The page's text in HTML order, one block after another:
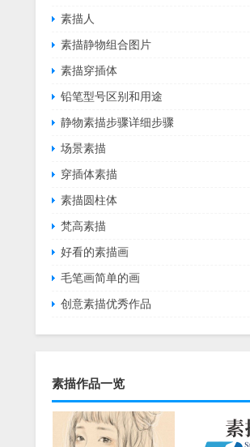
素描人
素描静物组合图片
素描穿插体
铅笔型号区别和用途
静物素描步骤详细步骤
场景素描
穿插体素描
素描圆柱体
梵高素描
好看的素描画
毛笔画简单的画
创意素描优秀作品
素描作品一览